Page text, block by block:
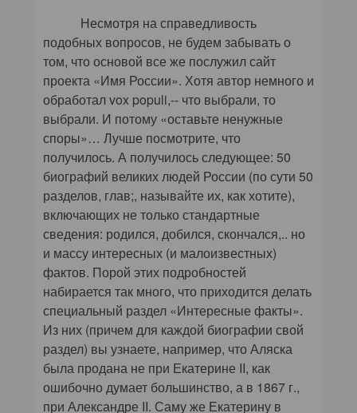
Несмотря на справедливость
подобных вопросов, не будем забывать о
том, что основой все же послужил сайт
проекта «Имя России». Хотя автор немного и
обработалvox populi,-- что выбрали, то
выбрали. И потому «оставьте ненужные
споры»… Лучше посмотрите, что
получилось. А получилось следующее: 50
биографий великих людей России (по сути 50
разделов, глав;, называйте их, как хотите),
включающих не только стандартные
сведения: родился, добился, скончался,.. но
и массу интересных (и малоизвестных)
фактов. Порой этих подробностей
набирается так много, что приходится делать
специальный раздел «Интересные факты».
Из них (причем для каждой биографии свой
раздел) вы узнаете, например, что Аляска
была продана не при Екатерине II, как
ошибочно думает большинство, а в 1867 г.,
при Александре II. Саму же Екатерину в